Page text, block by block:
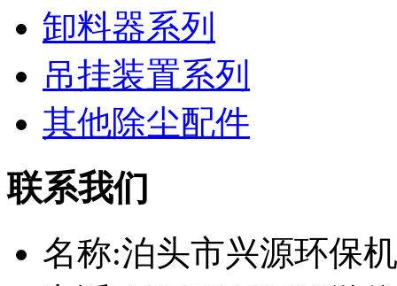
卸料器系列
吊挂装置系列
其他除尘配件
联系我们
名称:泊头市兴源环保